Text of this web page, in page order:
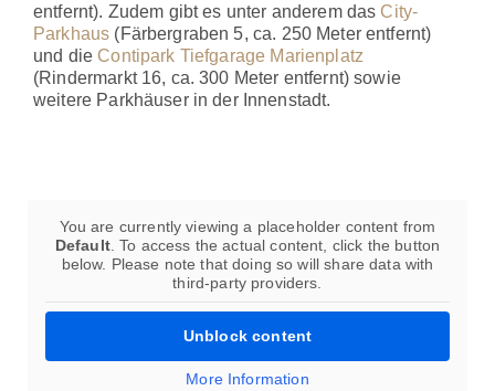
entfernt). Zudem gibt es unter anderem das City-
Parkhaus (Färbergraben 5, ca. 250 Meter entfernt)
und die Contipark Tiefgarage Marienplatz
(Rindermarkt 16, ca. 300 Meter entfernt) sowie
weitere Parkhäuser in der Innenstadt.
You are currently viewing a placeholder content from
Default. To access the actual content, click the button
below. Please note that doing so will share data with
third-party providers.
Unblock content
More Information